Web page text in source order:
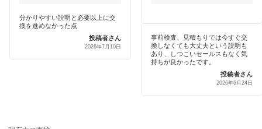
土日祝OK
分かりやすい説明と必要以上に交
換を進めなかった点
投稿者さん
2026年7月10日
事前検査、見積もりでは今すぐ交
換しなくても大丈夫という説明も
あり、しつこいセールスもなく気
持ちが良かったです。
投稿者さん
2026年6月24日